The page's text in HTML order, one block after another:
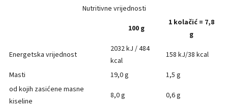
Nutritivne vrijednosti
100 g
1 kolačić = 7,8
g
Energetska vrijednost
2032 kJ / 484
kcal
158 kJ/38 kcal
Masti
19,0 g
1,5 g
od kojih zasićene masne
kiseline
8,0 g
0,6 g